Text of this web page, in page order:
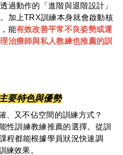
過動作的「進階與退階設計」
加上TRX訓練本身就會啟動核
能有效改善平常不良姿勢或運
治療師與私人教練也推薦的訓
要特色與優勢
、又不佔空間的訓練方式？
性訓練教練推薦的選擇。從訓
程都能根據學員狀況快速調
練效果。